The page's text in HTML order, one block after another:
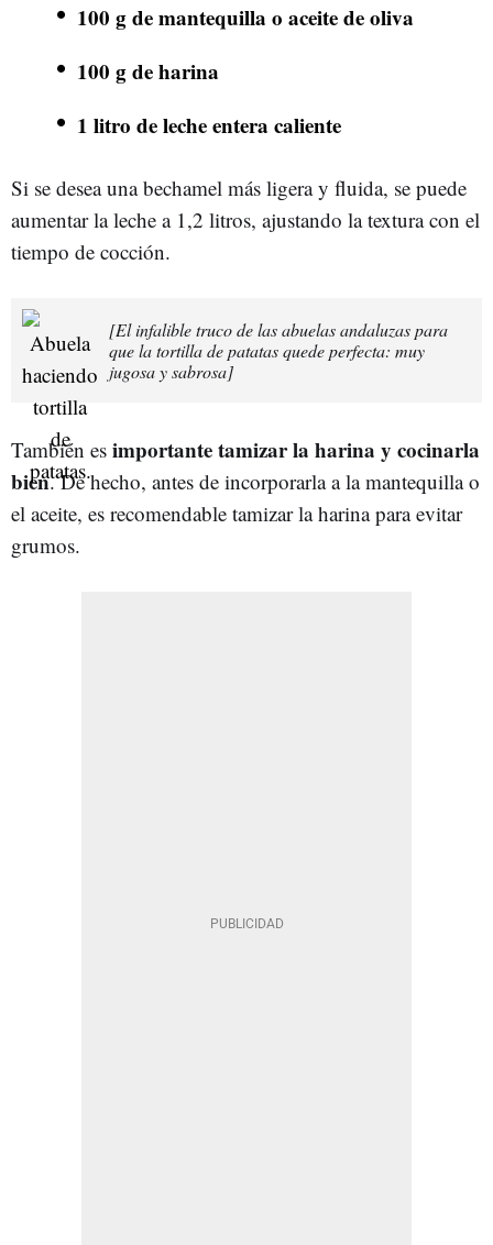
100 g de mantequilla o aceite de oliva
100 g de harina
1 litro de leche entera caliente
Si se desea una bechamel más ligera y fluida, se puede
aumentar la leche a 1,2 litros, ajustando la textura con el
tiempo de cocción.
[El infalible truco de las abuelas andaluzas para
que la tortilla de patatas quede perfecta: muy
jugosa y sabrosa]
También es importante tamizar la harina y cocinarla
bien. De hecho, antes de incorporarla a la mantequilla o
el aceite, es recomendable tamizar la harina para evitar
grumos.